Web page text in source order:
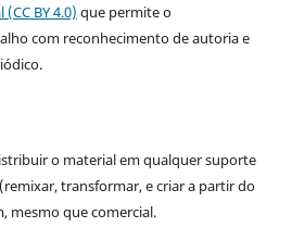
BY 4.0) que permite o
com reconhecimento de autoria e
o material em qualquer suporte
transformar, e criar a partir do
mesmo que comercial.